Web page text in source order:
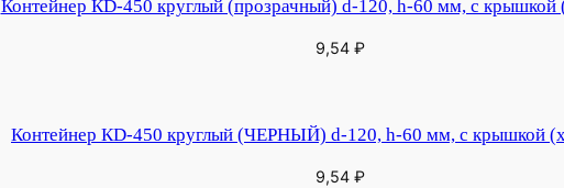
Контейнер КD-450 круглый (прозрачный) d-120, h-60 мм, с
9,54 ₽
Контейнер КD-450 круглый (ЧЕРНЫЙ) d-120, h-60 мм, с крышкой
9,54 ₽